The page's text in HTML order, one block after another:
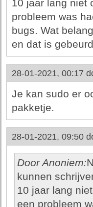
10 jaar lang niet
probleem was
bugs. Wat
en dat is
28-01-2021, 00:17
Je kan sudo er
pakketje.
28-01-2021, 09:50
Door Anoniem:
kunnen
10 jaar lang
een probleem